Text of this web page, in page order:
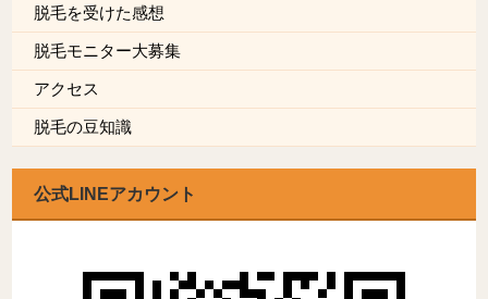
脱毛を受けた感想
脱毛モニター大募集
アクセス
脱毛の豆知識
公式LINEアカウント